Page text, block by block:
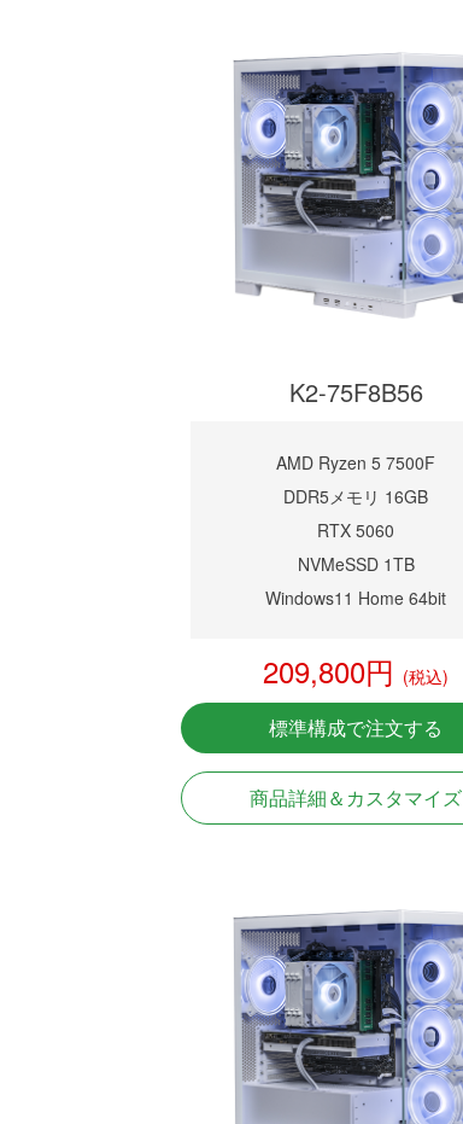
K2-75F8B56
AMD Ryzen 5 7500F
DDR5メモリ 16GB
RTX 5060
NVMeSSD 1TB
Windows11 Home 64bit
209,800円 (税込)
標準構成で注文する
商品詳細＆カスタマイズ